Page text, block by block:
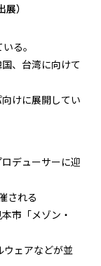
）
る。
、台湾に向けて
けに展開してい
デューサーに迎
される
市「メゾン・
ェアなどが並